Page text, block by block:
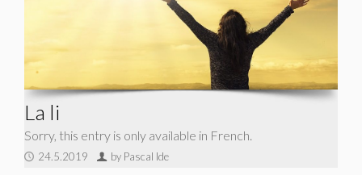
La li
Sorry, this entry is only available in French.
24.5.2019 by Pascal Ide